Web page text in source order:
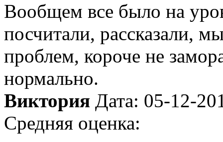
Вообщем все было на
посчитали, рассказали,
проблем, короче не
нормально.
Виктория Дата: 05-12-
Средняя оценка: